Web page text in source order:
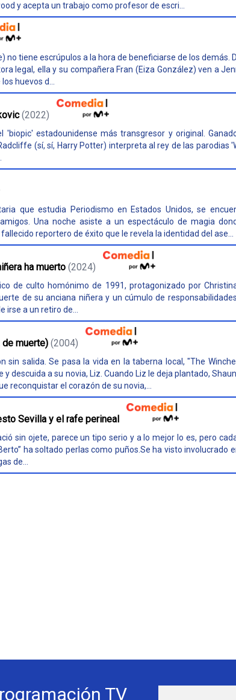
y acepta un trabajo como profesor de escri...
no tiene escrúpulos a la hora de beneficiarse de los demás.
legal, ella y su compañera Fran (Eiza González) ven a
huevos d...
(2022)
'biopic' estadounidense más transgresor y original.
(sí, sí, Harry Potter) interpreta al rey de las parodias
que estudia Periodismo en Estados Unidos, se
Una noche asiste a un espectáculo de magia
reportero de éxito que le revela la identidad del ase...
ha muerto (2024)
de culto homónimo de 1991, protagonizado por
de su anciana niñera y un cúmulo de
irse a un retiro de...
de muerte) (2004)
sin salida. Se pasa la vida en la taberna local, "The
y descuida a su novia, Liz. Cuando Liz le deja plantado,
reconquistar el corazón de su novia,...
Sevilla y el rafe perineal
sin ojete, parece un tipo serio y a lo mejor lo es, pero
ha soltado perlas como puños.Se ha visto involucrado
de...
TV